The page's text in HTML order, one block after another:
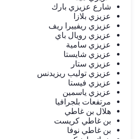
شارع عزيزي بارك
عزيزي بلازا
عزيزي ريفييرا ريف
عزيزي رويال باي
عزيزي سامية
عزيزي شايستا
عزيزي ستار
عزيزي توليب ريزيدنس
عزيزي فيستا
عزيزي ياسمين
مرتفعات بلجرافيا
هلال بن غاطي
بن غاطي كريست
بن غاطي نوفا